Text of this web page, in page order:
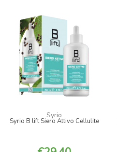
Syrio
Syrio B lift Siero Attivo Cellulite